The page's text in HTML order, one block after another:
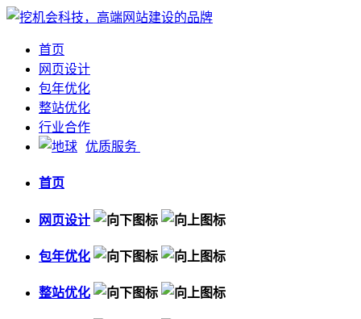
首页
网页设计
包年优化
整站优化
行业合作
优质服务
首页
网页设计
包年优化
整站优化